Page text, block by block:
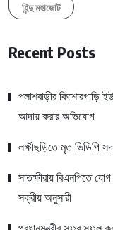
হিন্দু মহাজোট
Recent Posts
পলাশবাড়ীর কিশোরগাড়ি
আদায় করার অভিযোগ
লক্ষীছড়িতে মৃত ভিডিপি
সাতক্ষীরায় বিএনপিতে
সক্রীয় অনুসারী